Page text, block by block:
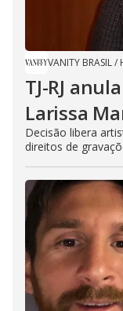
VANITY BRASIL/
TJ-RJ
Larissa
Decisão libera
direitos de